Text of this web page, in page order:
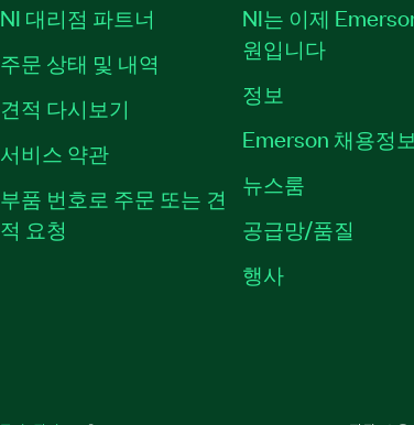
NI 대리점 파트너
주문 상태 및 내역
견적 다시보기
서비스 약관
부품 번호로 주문 또는 견
적 요청
NI는 이제
원입니다
정보
Emerson 채용정보
뉴스룸
공급망/품질
행사